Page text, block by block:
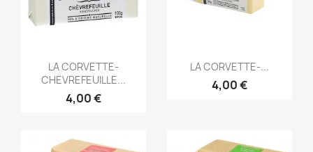
 Aperçu rapide
LA CORVETTE-
CHEVREFEUILLE...
4,00 €
Aperçu rapide
LA CORVETTE-...
4,00 €